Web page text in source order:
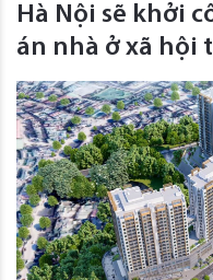
Hà Nội sẽ khởi
án nhà ở xã hội